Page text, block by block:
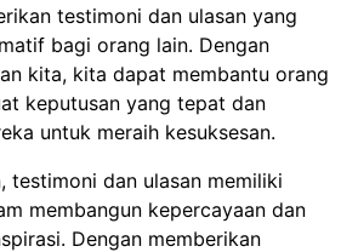
testimoni dan ulasan yang
bagi orang lain. Dengan
kita, kita dapat membantu orang
keputusan yang tepat dan
untuk meraih kesuksesan.
testimoni dan ulasan memiliki
membangun kepercayaan dan
Dengan memberikan